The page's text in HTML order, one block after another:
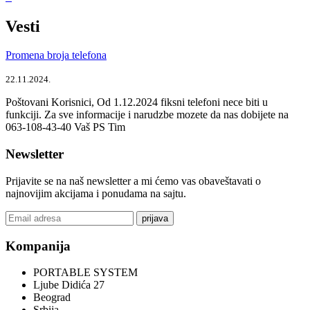
Vesti
Promena broja telefona
22.11.2024.
Poštovani Korisnici, Od 1.12.2024 fiksni telefoni nece biti u
funkciji. Za sve informacije i narudzbe mozete da nas dobijete na
063-108-43-40 Vaš PS Tim
Newsletter
Prijavite se na naš newsletter a mi ćemo vas obaveštavati o
najnovijim akcijama i ponudama na sajtu.
prijava
Kompanija
PORTABLE SYSTEM
Ljube Didića 27
Beograd